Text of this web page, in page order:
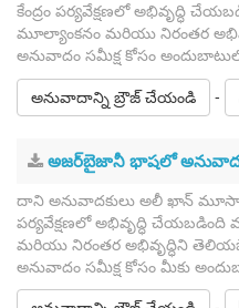
కేంద్రం పర్యవేక్షణలో అభివృద్ధి
మూల్యాంకనం మరియు నిరంతర
అనువాదం సమీక్ష కోసం
అనువాదాన్ని బ్రౌజ్ చేయండి -
అజర్‌బైజానీ భాషలో
దాని అనువాదకులు అలీ ఖాన్
పర్యవేక్షణలో అభివృద్ధి
మరియు నిరంతర అభివృద్ధిని
అనువాదం సమీక్ష కోసం మీకు